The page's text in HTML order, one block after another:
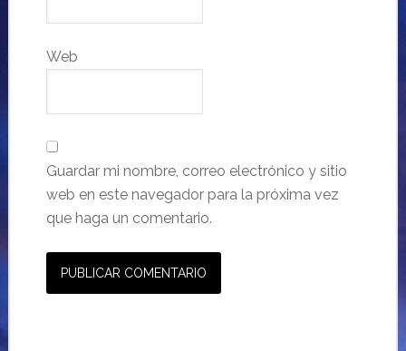
Web
Guardar mi nombre, correo electrónico y sitio
web en este navegador para la próxima vez
que haga un comentario.